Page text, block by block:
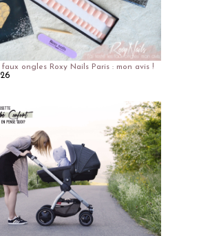
faux ongles Roxy Nails Paris : mon avis !